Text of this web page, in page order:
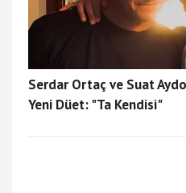
Serdar Ortaç ve Suat
Yeni Düet: "Ta Kendisi"